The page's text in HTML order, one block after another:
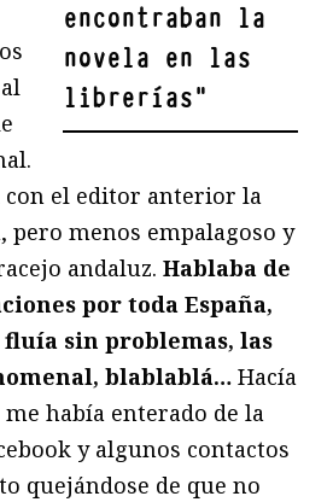
encontraban la
novela en las
librerías"
con el editor anterior la
pero menos empalagoso y
andaluz. Hablaba de
por toda España,
sin problemas, las
blablablá… Hacía
había enterado de la
y algunos contactos
quejándose de que no